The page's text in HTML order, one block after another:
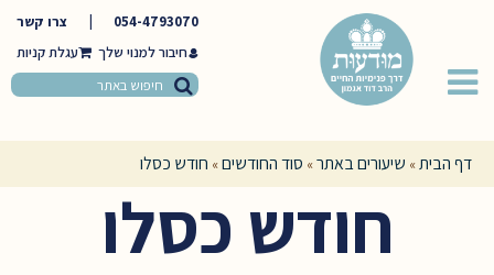
054-4793070
צרו קשר
חיבור למנוי שלך
דף הבית» שיעורים באתר» סוד החודשים» חודש כסלו
חודש כסלו